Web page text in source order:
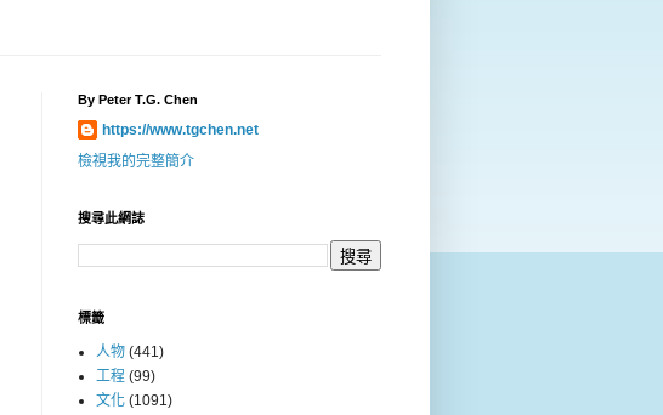
By Peter T.G. Chen
https://www.tgchen.net
檢視我的完整簡介
搜尋此網誌
標籤
人物 (441)
工程 (99)
文化 (1091)